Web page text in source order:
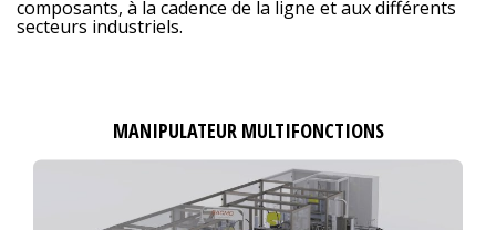
composants, à la cadence de la ligne et aux différents
secteurs industriels.
MANIPULATEUR MULTIFONCTIONS